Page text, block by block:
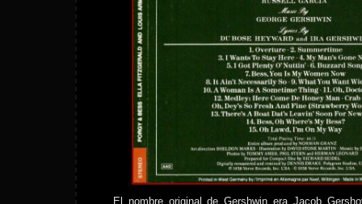
El nombre original de Gershwin era Jacob